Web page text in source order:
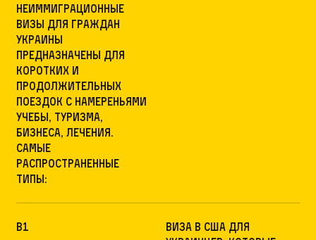
Неиммиграционные
визы для граждан
Украины
предназначены для
коротких и
продолжительных
поездок с намереньями
учебы, туризма,
бизнеса, лечения.
Самые
распространенные
типы:
B1
Виза в США для